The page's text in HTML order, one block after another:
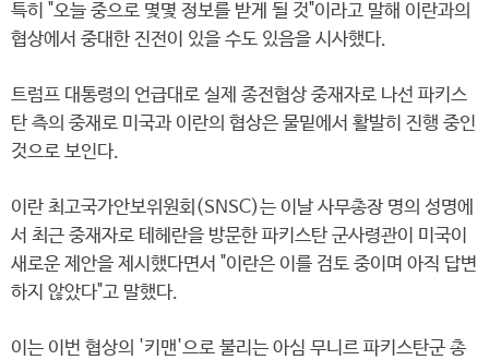
특히 "오늘 중으로 몇몇 정보를 받게 될 것"이라고 말해 이란과의
협상에서 중대한 진전이 있을 수도 있음을 시사했다.
트럼프 대통령의 언급대로 실제 종전협상 중재자로 나선 파키스
탄 측의 중재로 미국과 이란의 협상은 물밑에서 활발히 진행 중인
것으로 보인다.
이란 최고국가안보위원회(SNSC)는 이날 사무총장 명의 성명에
서 최근 중재자로 테헤란을 방문한 파키스탄 군사령관이 미국이
새로운 제안을 제시했다면서 "이란은 이를 검토 중이며 아직 답변
하지 않았다"고 말했다.
이는 이번 협상의 '키맨'으로 불리는 아심 무니르 파키스탄군 총